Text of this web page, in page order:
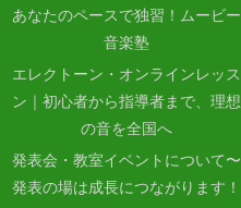
あなたのペースで独習！ムービー
音楽塾
エレクトーン・オンラインレッス
ン｜初心者から指導者まで、理想
の音を全国へ
発表会・教室イベントについて〜
発表の場は成長につながります！